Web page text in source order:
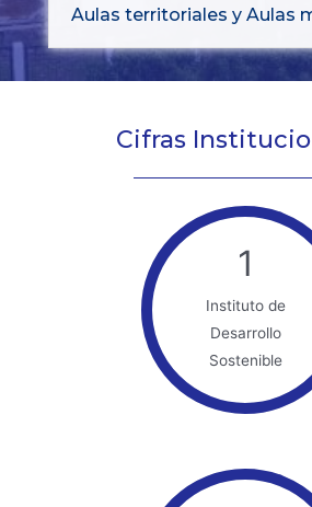
Aulas territoriales y Aulas
Cifras
1
Instituto de
Desarrollo
Sostenible